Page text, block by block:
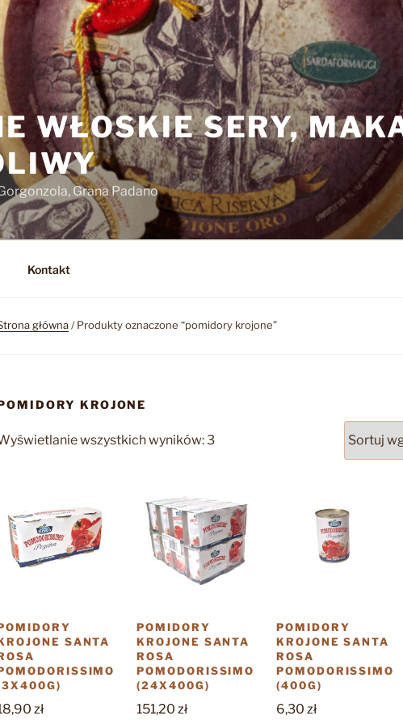
WŁOSKIE SERY,
Grana Padano
Kontakt
główna/ Produkty oznaczone “pomidory krojone”
KROJONE
wszystkich wyników: 3Posortowane
SANTA
zł
POMIDORY
KROJONE SANTA
ROSA
POMODORISSIMO
(24X400G)
151,20 zł
POMIDORY
KROJONE SANTA
ROSA
POMODORISSIMO
(400G)
6,30 zł